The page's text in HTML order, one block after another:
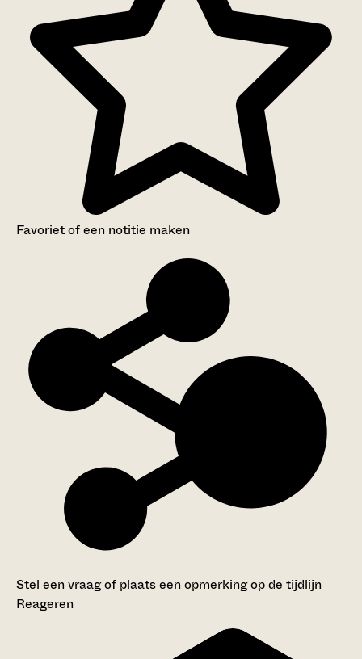
Favoriet of een notitie maken
Stel een vraag of plaats een opmerking op de tijdlijn
Reageren